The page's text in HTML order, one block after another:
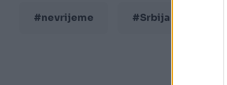
#nevrijeme #Srbija